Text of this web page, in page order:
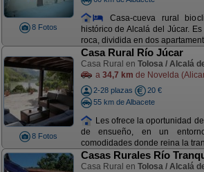
8 Fotos
Casa-cueva rural
histórico de Alcalá del Júcar.
roca, dividida en dos
8 Fotos
Casa Rural Río Júcar
Casa Rural en Tolosa / Alcalá
a 34,7 km de Novelda
2-28 plazas
20 €
55 km de Albacete
Les ofrece la oportunidad
de ensueño, en un
comodidades donde reina la
Casas Rurales Río
Casa Rural en Tolosa / Alcalá